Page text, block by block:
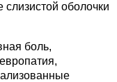
оболочки
боль,